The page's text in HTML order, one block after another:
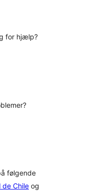
for hjælp?
følgende
de Chile og